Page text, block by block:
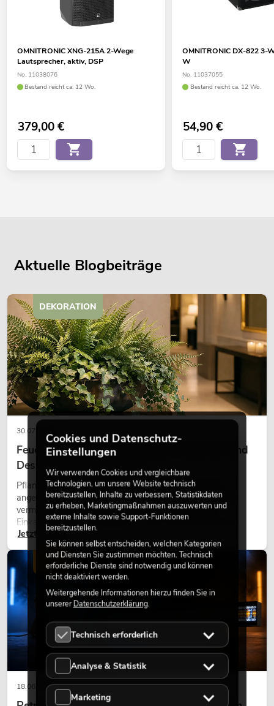
OMNITRONIC XNG-215A 2-Wege
Lautsprecher, aktiv, DSP
No. 11038076
Bestand reicht ca. 12 Wo.
379,00€
OMNITRONIC DX-822 3-
W
No. 11037055
Bestand reicht ca. 12 Wo.
54,90€
Aktuelle Blogbeiträge
30.07.2026
Feuerhemmende Kunstpflanzen: Sicherheit und
Design perfekt kombiniert
Pflanzen machen Räume lebendig. Sie schaffen eine
angenehme Atmosphäre, verbessern das Ambiente und
vermitteln Natürlichkeit. Ob in Hotels, Restaurants,
Einkaufszentren, Bürogebäuden oder auf Messeständen:
eine hochwertige Begrünung gehört heute längst zum
modernen Raumkonzept.
Jetzt lesen
DEKORATION
18.06.2026
LICHT
Cookies und Datenschutz-
Einstellungen
Wir verwenden Cookies und vergleichbare
Technologien, um unsere Website technisch
bereitzustellen, Inhalte zu verbessern, Statistikdaten
zu erheben, Marketingmaßnahmen auszuwerten und
externe Inhalte sowie Support-Funktionen
bereitzustellen.
Sie können selbst entscheiden, welchen Kategorien
und Diensten Sie zustimmen möchten. Technisch
erforderliche Dienste sind notwendig und können
nicht deaktiviert werden.
Weitergehende Informationen hierzu finden Sie in
unsererDatenschutzerklärung.
Technisch erforderlich
Analyse & Statistik
Marketing